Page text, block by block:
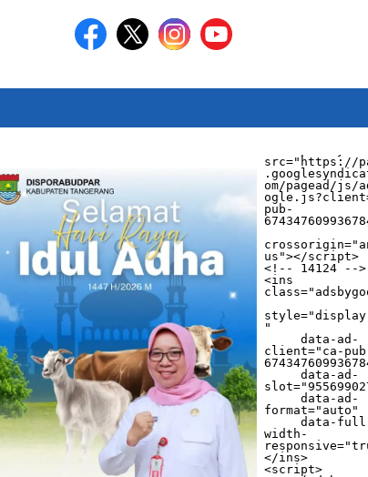
src="https://
om/pagead/js/
pub-
us"></script>
<!-- 14124 -->
<ins
"
     data-ad-
client="ca-
     data-ad-
     data-ad-
format="auto"
     data-full-
width-
</ins>
<script>